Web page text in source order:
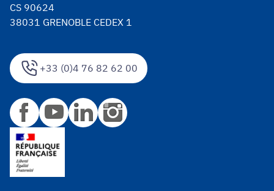
+33 (0)4 76 82 62 00
CS 90624
38031 GRENOBLE CEDEX 1